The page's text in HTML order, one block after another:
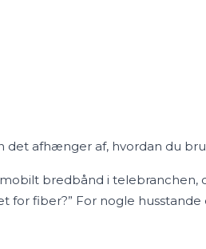
det afhænger af, hvordan du
bredbånd i telebranchen,
for fiber?” For nogle